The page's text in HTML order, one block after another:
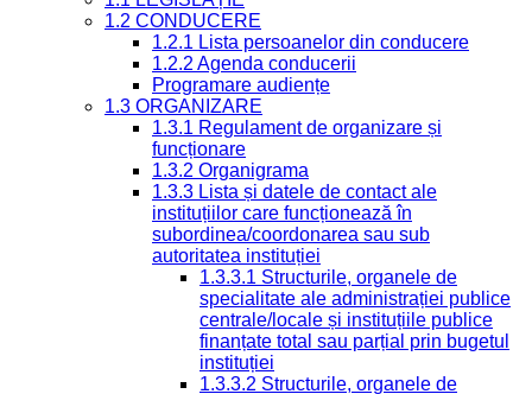
1.2 CONDUCERE
1.2.1 Lista persoanelor din conducere
1.2.2 Agenda conducerii
Programare audiențe
1.3 ORGANIZARE
1.3.1 Regulament de organizare și
funcționare
1.3.2 Organigrama
1.3.3 Lista și datele de contact ale
instituțiilor care funcționează în
subordinea/coordonarea sau sub
autoritatea instituției
1.3.3.1 Structurile, organele de
specialitate ale administrației publice
centrale/locale și instituțiile publice
finanțate total sau parțial prin bugetul
instituției
1.3.3.2 Structurile, organele de